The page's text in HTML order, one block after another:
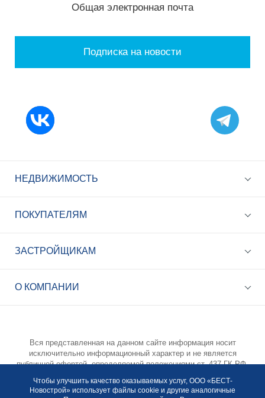
+7 (495) 785-56-17
Общая электронная почта
Подписка на новости
НЕДВИЖИМОСТЬ
ПОКУПАТЕЛЯМ
ЗАСТРОЙЩИКАМ
О КОМПАНИИ
Вся представленная на данном сайте информация носит
исключительно информационный характер и не является
публичной офертой, определяемой положениями ст. 437 ГК РФ.
изменена в любое время без предварительного уведомления.
Для получения подробной информации просьба обращаться по
Чтобы улучшить качество оказываемых услуг, ООО «БЕСТ-
Новострой» использует файлы cookie и другие аналогичные